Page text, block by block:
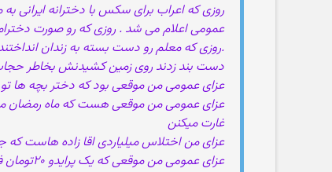
عمومی اعلام می شد . روزی که رو صورت
.روزی که معلم رو دست بسته به زندان
دست بند زدند روی زمین کشیدنش بخاطر حجاب
عزای عمومی من موقعی بود که دختر بچه ها
عزای عمومی من موقعی هست که ماه رمضان
غارت ميكنن
عزای من اختلاس میلیاردی اقا زاده هاست كه
عزای عمومی من موقعی که یک پرایدو ۲۰تومان فرو میکنن به ملت و ۳/۵به کشورهای افغانستان ميدن!